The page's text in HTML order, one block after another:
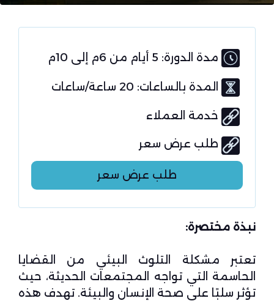
مدة الدورة: 5 أيام من 6م إلى 10م
المدة بالساعات: 20 ساعة/ساعات
خدمة العملاء
طلب عرض سعر
طلب عرض سعر
نبذة مختصرة:
تعتبر مشكلة التلوث البيئي من القضايا
الحاسمة التي تواجه المجتمعات الحديثة، حيث
تؤثر سلبًا على صحة الإنسان والبيئة. تهدف هذه